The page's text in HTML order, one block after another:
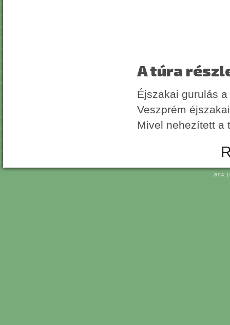
A túra
Éjszakai gurulás
Veszprém
Mivel nehezített a
2014. |